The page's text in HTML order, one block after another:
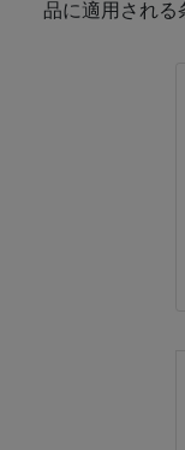
品に適用される